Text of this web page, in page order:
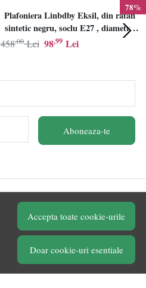
Accepta toate cookie-urile
Doar cookie-uri esentiale
78%
Plafoniera Linbdby Eksil, din ratan
sintetic negru, soclu E27 , diametru
46.5cm, LINDBY
98,99 Lei
458,00 Lei
Aboneaza-te